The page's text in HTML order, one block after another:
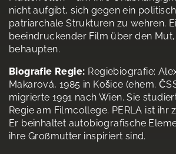
nicht aufgibt, sich gegen ein
patriarchale Strukturen zu wehren.
beeindruckender Film über den
behaupten.
Biografie Regie: Regiebiografie:
Makarová, 1985 in Košice (ehem.
migrierte 1991 nach Wien. Sie
Regie am Filmcollege. PERLA ist ihr
Er beinhaltet autobiografische
ihre Großmutter inspiriert sind.